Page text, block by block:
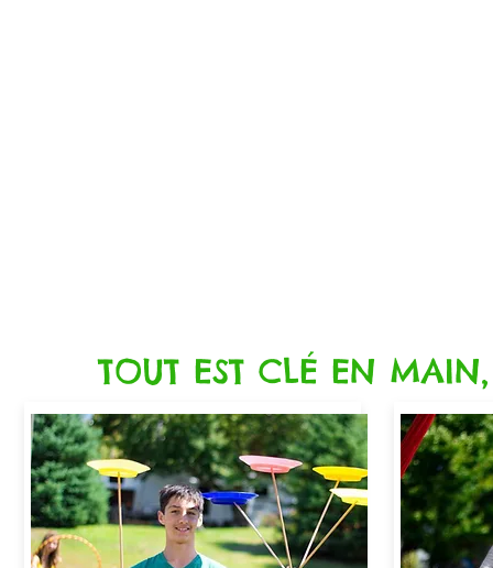
TOUT EST CLÉ EN